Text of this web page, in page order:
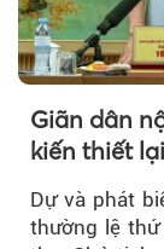
Giãn dân
kiến thiết
Dự và phát
thường lệ thứ